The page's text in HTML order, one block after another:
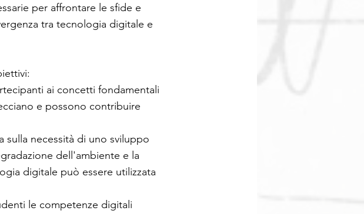
per affrontare le sfide e
tra tecnologia digitale e
ai concetti fondamentali
e possono contribuire
sulla necessità di uno sviluppo
dell'ambiente e la
digitale può essere utilizzata
le competenze digitali